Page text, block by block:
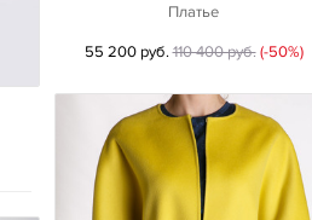
Платье
55 200 руб.110 400 руб. (-50%)